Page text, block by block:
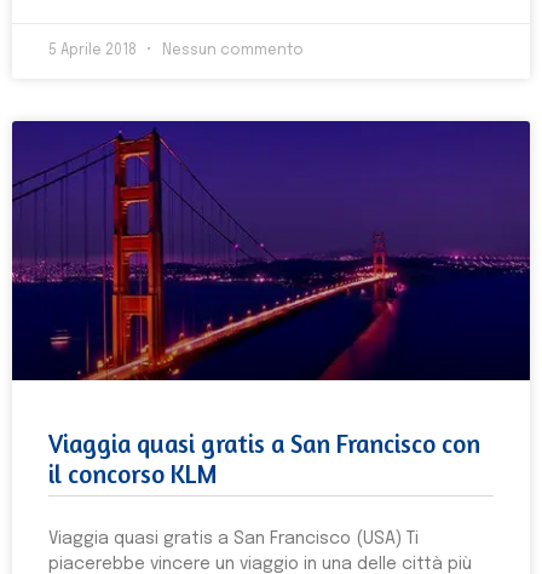
5 Aprile 2018 Nessun commento
Viaggia quasi gratis a San Francisco con
il concorso KLM
Viaggia quasi gratis a San Francisco (USA) Ti
piacerebbe vincere un viaggio in una delle città più